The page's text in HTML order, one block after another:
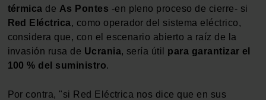
térmica de As Pontes -en pleno proceso de cierre- si
Red
Eléctrica, como operador del sistema eléctrico,
considera que, con el escenario abierto a raíz de la
invasión rusa de Ucrania, sería útil para garantizar el
100 % del suministro.
Por contra, "si Red Eléctrica nos dice que en sus